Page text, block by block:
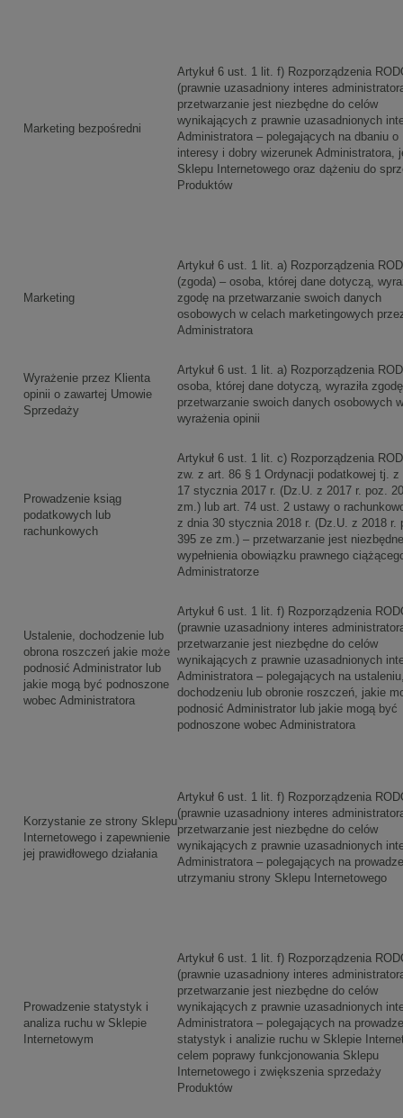
Marketing bezpośredni
Artykuł 6 ust. 1 lit. f) Rozporządzenia
(prawnie uzasadniony interes
przetwarzanie jest niezbędne do celów
wynikających z prawnie uzasadnionych
Administratora – polegających na dbaniu o
interesy i dobry wizerunek Administratora,
Sklepu Internetowego oraz dążeniu do
Produktów
Marketing
Artykuł 6 ust. 1 lit. a) Rozporządzenia
(zgoda) – osoba, której dane dotyczą,
zgodę na przetwarzanie swoich danych
osobowych w celach marketingowych
Administratora
Wyrażenie przez Klienta
opinii o zawartej Umowie
Sprzedaży
Artykuł 6 ust. 1 lit. a) Rozporządzenia
osoba, której dane dotyczą, wyraziła
przetwarzanie swoich danych osobowych
wyrażenia opinii
Prowadzenie ksiąg
podatkowych lub
rachunkowych
Artykuł 6 ust. 1 lit. c) Rozporządzenia
zw. z art. 86 § 1 Ordynacji podatkowej tj. z
17 stycznia 2017 r. (Dz.U. z 2017 r. poz.
zm.) lub art. 74 ust. 2 ustawy o
z dnia 30 stycznia 2018 r. (Dz.U. z 2018 r.
395 ze zm.) – przetwarzanie jest
wypełnienia obowiązku prawnego
Administratorze
Ustalenie, dochodzenie lub
obrona roszczeń jakie może
podnosić Administrator lub
jakie mogą być podnoszone
wobec Administratora
Artykuł 6 ust. 1 lit. f) Rozporządzenia
(prawnie uzasadniony interes
przetwarzanie jest niezbędne do celów
wynikających z prawnie uzasadnionych
Administratora – polegających na
dochodzeniu lub obronie roszczeń, jakie
podnosić Administrator lub jakie mogą być
podnoszone wobec Administratora
Korzystanie ze strony Sklepu
Internetowego i zapewnienie
jej prawidłowego działania
Artykuł 6 ust. 1 lit. f) Rozporządzenia
(prawnie uzasadniony interes
przetwarzanie jest niezbędne do celów
wynikających z prawnie uzasadnionych
Administratora – polegających na
utrzymaniu strony Sklepu Internetowego
Prowadzenie statystyk i
analiza ruchu w Sklepie
Internetowym
Artykuł 6 ust. 1 lit. f) Rozporządzenia
(prawnie uzasadniony interes
przetwarzanie jest niezbędne do celów
wynikających z prawnie uzasadnionych
Administratora – polegających na
statystyk i analizie ruchu w Sklepie
celem poprawy funkcjonowania Sklepu
Internetowego i zwiększenia sprzedaży
Produktów